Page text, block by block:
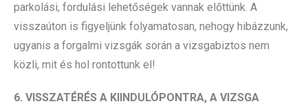
parkolási, fordulási lehetőségek vannak előttünk. A
visszaúton is figyeljünk folyamatosan, nehogy hibázzunk,
ugyanis a forgalmi vizsgák során a vizsgabiztos nem
közli, mit és hol rontottunk el!
6. VISSZATÉRÉS A KIINDULÓPONTRA, A VIZSGA